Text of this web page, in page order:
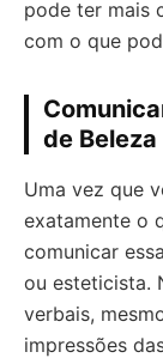
pode ter mais
com o que
de Beleza
Uma vez que
exatamente o
comunicar
ou esteticista.
verbais,
impressões